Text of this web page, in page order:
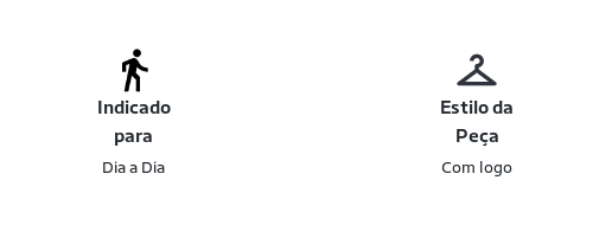
Indicado
para
Dia a Dia
Estilo da
Peça
Com logo